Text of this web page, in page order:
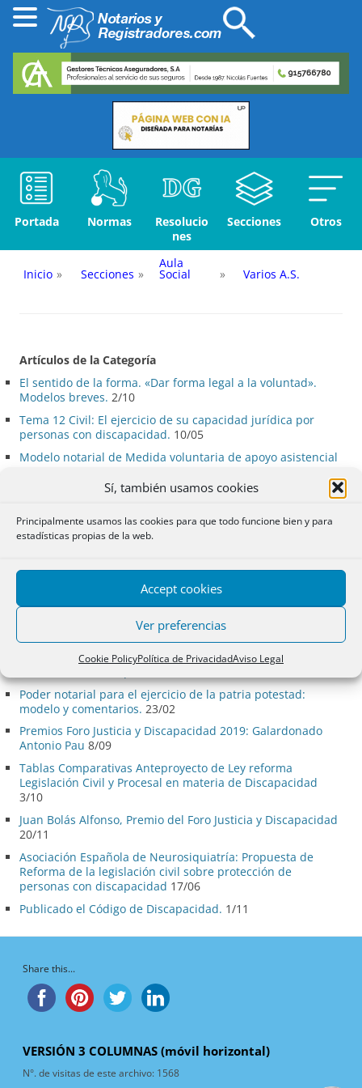
Sí, también usamos cookies
Principalmente usamos las cookies para que todo funcione bien y para
estadísticas propias de la web.
Accept cookies
Ver preferencias
Cookie PolicyPolítica de PrivacidadAviso Legal
Portada Normas
Resolucio
nes
Secciones Otros
Inicio » Secciones »
Aula
Social » Varios A.S.
Artículos de la Categoría
El sentido de la forma. «Dar forma legal a la voluntad».
Modelos breves. 2/10
Tema 12 Civil: El ejercicio de su capacidad jurídica por
personas con discapacidad. 10/05
Modelo notarial de Medida voluntaria de apoyo asistencial
Modelos de constitución de asistencia conforme al derecho
Modelo de testamento con normas de gestión,
administración y disposición de bienes en favor de una
Modelo de Acta de nombramiento de asistentes
voluntarios ex artículo 226-3 Código Civil de Cataluña
Testamento persona con discapacidad artículo 665 Cc sin
Guía rápida de la Reforma Civil y Procesal para el apoyo a
Poder notarial para el ejercicio de la patria potestad:
modelo y comentarios. 23/02
Premios Foro Justicia y Discapacidad 2019: Galardonado
Antonio Pau 8/09
Tablas Comparativas Anteproyecto de Ley reforma
Legislación Civil y Procesal en materia de Discapacidad
3/10
Juan Bolás Alfonso, Premio del Foro Justicia y Discapacidad
20/11
Asociación Española de Neurosiquiatría: Propuesta de
Reforma de la legislación civil sobre protección de
personas con discapacidad 17/06
Publicado el Código de Discapacidad. 1/11
Share this...
VERSIÓN 3 COLUMNAS (móvil horizontal)
N°. de visitas de este archivo: 1568